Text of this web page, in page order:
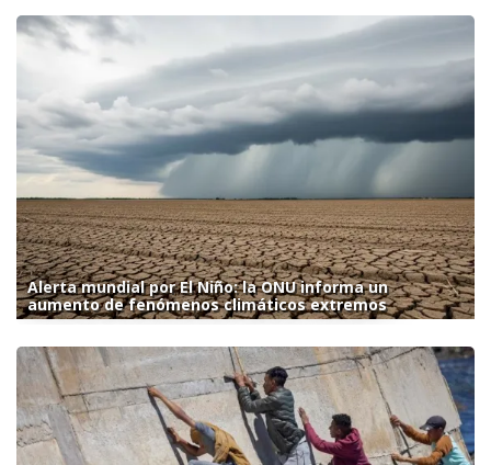
Alerta mundial por El Niño: la ONU informa un
aumento de fenómenos climáticos extremos